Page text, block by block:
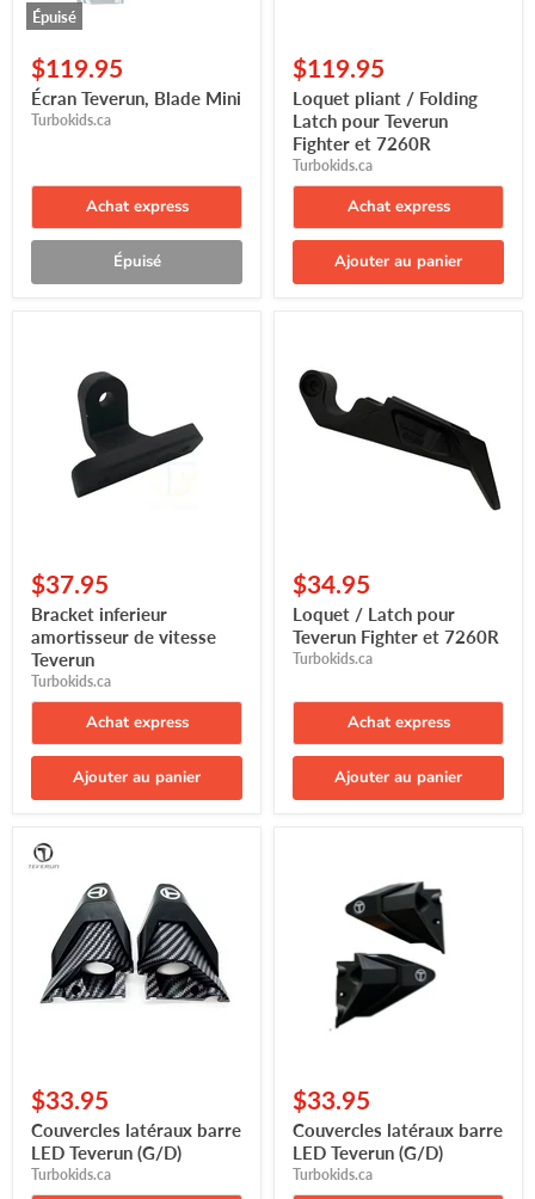
Épuisé
$119.95
Écran Teverun, Blade Mini
Turbokids.ca
Achat express
Épuisé
$119.95
Loquet pliant / Folding
Latch pour Teverun
Fighter et 7260R
Turbokids.ca
Achat express
Ajouter au panier
amortisseur
Teverun
$37.95
Bracket inferieur
amortisseur de vitesse
Teverun
Turbokids.ca
Achat express
Ajouter au panier
Latch
pour
Teverun
Fighter
$34.95
Loquet / Latch pour
Teverun Fighter et 7260R
Turbokids.ca
Achat express
Ajouter au panier
Couvercles
latéraux
Teverun
(G/D)
$33.95
Couvercles latéraux barre
LED Teverun (G/D)
Turbokids.ca
$33.95
Couvercles latéraux barre
LED Teverun (G/D)
Turbokids.ca